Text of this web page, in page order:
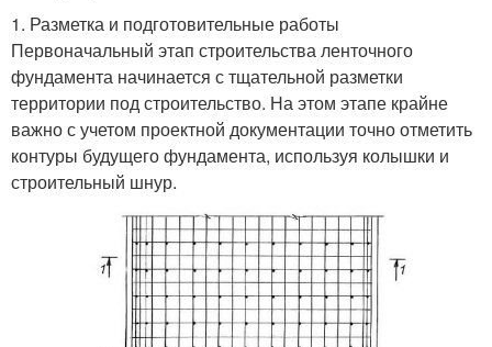
1. Разметка и подготовительные работы
Первоначальный этап строительства ленточного
фундамента начинается с тщательной разметки
территории под строительство. На этом этапе крайне
важно с учетом проектной документации точно отметить
контуры будущего фундамента, используя колышки и
строительный шнур.